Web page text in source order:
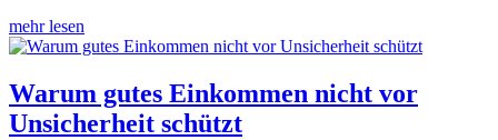
mehr lesen
Warum gutes Einkommen nicht vor
Unsicherheit schützt